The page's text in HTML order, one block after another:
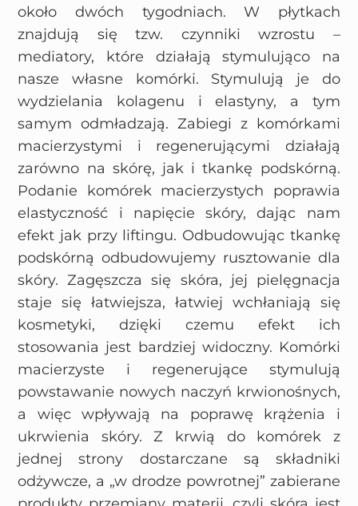
około dwóch tygodniach. W płytkach
znajdują się tzw. czynniki wzrostu –
mediatory, które działają stymulująco na
nasze własne komórki. Stymulują je do
wydzielania kolagenu i elastyny, a tym
samym odmładzają. Zabiegi z komórkami
macierzystymi i regenerującymi działają
zarówno na skórę, jak i tkankę podskórną.
Podanie komórek macierzystych poprawia
elastyczność i napięcie skóry, dając nam
efekt jak przy liftingu. Odbudowując tkankę
podskórną odbudowujemy rusztowanie dla
skóry. Zagęszcza się skóra, jej pielęgnacja
staje się łatwiejsza, łatwiej wchłaniają się
kosmetyki, dzięki czemu efekt ich
stosowania jest bardziej widoczny. Komórki
macierzyste i regenerujące stymulują
powstawanie nowych naczyń krwionośnych,
a więc wpływają na poprawę krążenia i
ukrwienia skóry. Z krwią do komórek z
jednej strony dostarczane są składniki
odżywcze, a „w drodze powrotnej” zabierane